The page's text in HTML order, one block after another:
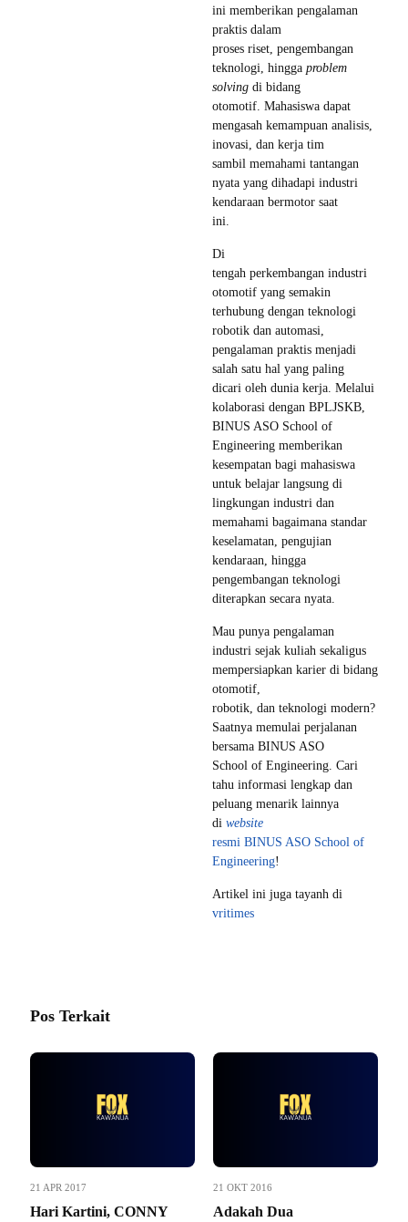
ini memberikan pengalaman
praktis dalam
proses riset, pengembangan
teknologi, hingga problem
solving di bidang
otomotif. Mahasiswa dapat
mengasah kemampuan analisis,
inovasi, dan kerja tim
sambil memahami tantangan
nyata yang dihadapi industri
kendaraan bermotor saat
ini.
Di
tengah perkembangan industri
otomotif yang semakin
terhubung dengan teknologi
robotik dan automasi,
pengalaman praktis menjadi
salah satu hal yang paling
dicari oleh dunia kerja. Melalui
kolaborasi dengan BPLJSKB,
BINUS ASO School of
Engineering memberikan
kesempatan bagi mahasiswa
untuk belajar langsung di
lingkungan industri dan
memahami bagaimana standar
keselamatan, pengujian
kendaraan, hingga
pengembangan teknologi
diterapkan secara nyata.
Mau punya pengalaman
industri sejak kuliah sekaligus
mempersiapkan karier di bidang
otomotif,
robotik, dan teknologi modern?
Saatnya memulai perjalanan
bersama BINUS ASO
School of Engineering. Cari
tahu informasi lengkap dan
peluang menarik lainnya
di website
resmi BINUS ASO School of
Engineering!
Artikel ini juga tayanh di
vritimes
Pos Terkait
21 APR 2017
Hari Kartini, CONNY
21 OKT 2016
Adakah Dua